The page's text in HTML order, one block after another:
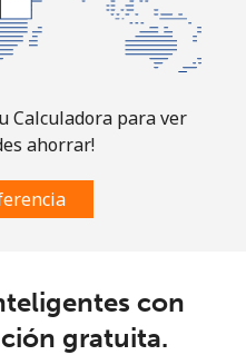
Calculadora para ver
ahorrar!
con
gratuita.